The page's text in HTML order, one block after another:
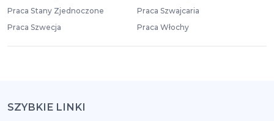
Praca Stany Zjednoczone
Praca Szwajcaria
Praca Szwecja
Praca Włochy
SZYBKIE LINKI